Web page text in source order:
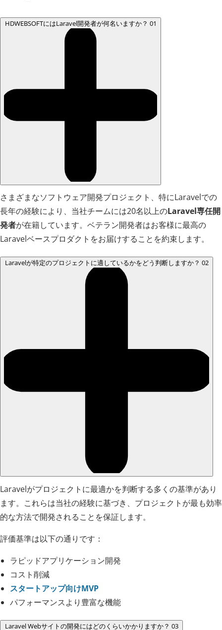
HDWEBSOFTにはLaravel開発者が何名いますか？ 01
さまざまなソフトウェア開発プロジェクト、特にLaravelでの
長年の経験により、当社チームには20名以上のLaravel専任開
発者が在籍しています。ベテラン開発者はお客様に最高の
Laravelベースプロダクトをお届けすることを約束します。
Laravelが特定のプロジェクトに適しているかをどう判断しますか？ 02
Laravelがプロジェクトに最適かを判断する多くの基準があり
ます。これらは当社の経験に基づき、プロジェクトが最も効率
的な方法で開発されることを保証します。
評価基準は以下の通りです：
ラピッドアプリケーション開発
コスト削減
スタートアップ向けMVP
パフォーマンスより豊富な機能
Laravel Webサイトの開発にはどのくらいかかりますか？ 03